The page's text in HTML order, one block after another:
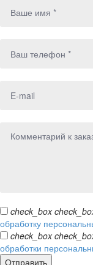
check_box
обработку
check_box
обработки